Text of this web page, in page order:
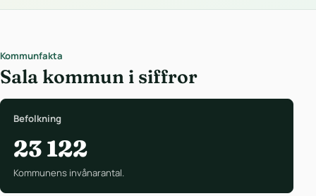
Kommunfakta
Sala kommun i siffror
Befolkning
23 122
Kommunens invånarantal.